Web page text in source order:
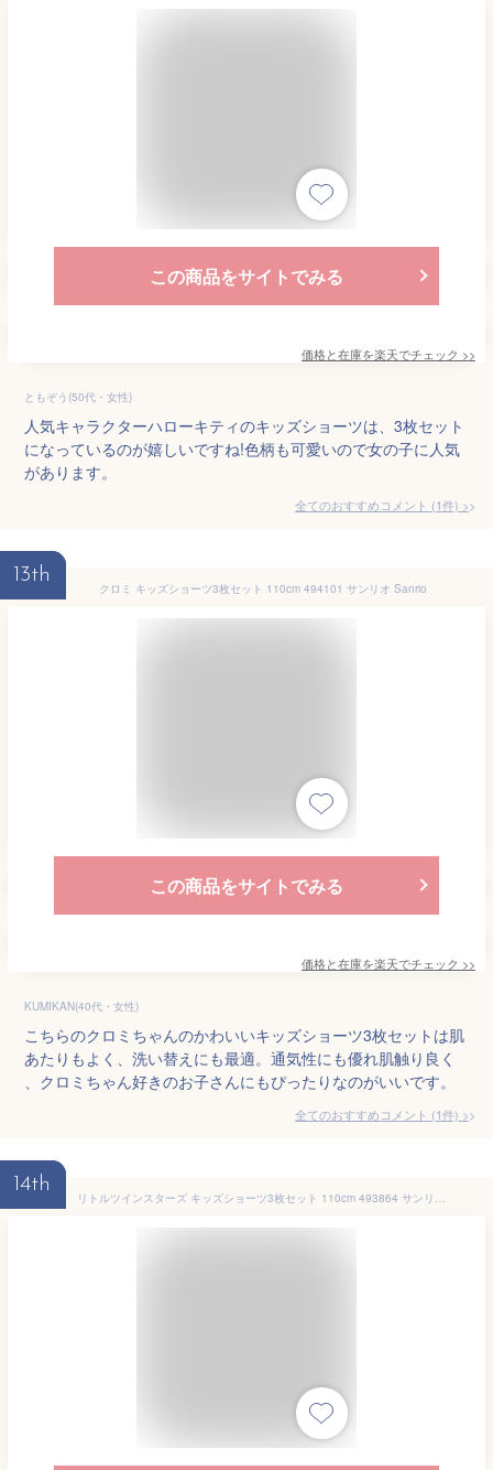
この商品をサイトでみる
価格と在庫を楽天でチェック >>
ともぞう(50代・女性)
人気キャラクターハローキティのキッズショーツは、3枚セット
になっているのが嬉しいですね!色柄も可愛いので女の子に人気
があります。
全てのおすすめコメント (1件) >
13th
クロミ キッズショーツ3枚セット 110cm 494101 サンリオ Sanrio
この商品をサイトでみる
価格と在庫を楽天でチェック >>
KUMIKAN(40代・女性)
こちらのクロミちゃんのかわいいキッズショーツ3枚セットは肌
あたりもよく、洗い替えにも最適。通気性にも優れ肌触り良く
、クロミちゃん好きのお子さんにもぴったりなのがいいです。
全てのおすすめコメント (1件) >
14th
リトルツインスターズ キッズショーツ3枚セット 110cm 493864 サンリオ Sanrio